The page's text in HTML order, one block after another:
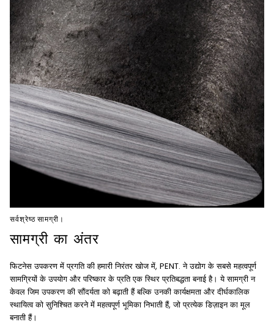
सर्वश्रेष्ठ सामग्री।
सामग्री का अंतर
फिटनेस उपकरण में प्रगति की हमारी निरंतर खोज में, PENT. ने उद्योग के सबसे महत्वपूर्ण
सामग्रियों के उपयोग और परिष्कार के प्रति एक स्थिर प्रतिबद्धता बनाई है। ये सामग्री न
केवल जिम उपकरण की सौंदर्यता को बढ़ाती हैं बल्कि उनकी कार्यक्षमता और दीर्घकालिक
स्थायित्व को सुनिश्चित करने में महत्वपूर्ण भूमिका निभाती हैं, जो प्रत्येक डिज़ाइन का मूल
बनाती हैं।